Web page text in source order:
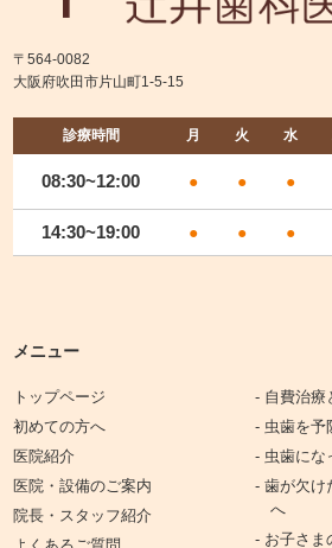
〒564-0082
大阪府吹田市片山町1-5-15
診療時間 月 火 水
08:30~12:00 ● ● ●
14:30~19:00 ● ● ●
メニュー
トップページ
初めての方へ
医院紹介
医院・設備のご案内
院長・スタッフ紹介
- 自費治療
- 虫歯を予
- 虫歯にな
- 歯が欠け
へ
- お子さま